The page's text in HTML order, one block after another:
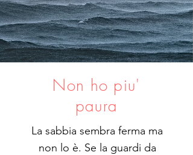
Non ho piu'
paura
La sabbia sembra ferma ma
non lo è. Se la guardi da